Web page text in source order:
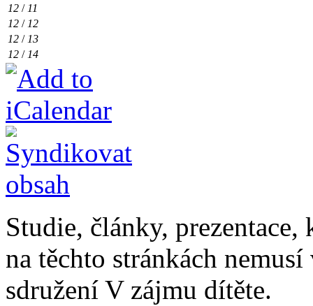
12 / 11
12 / 12
12 / 13
12 / 14
Studie, články,
na těchto stránkách
sdružení V zájmu dítěte.